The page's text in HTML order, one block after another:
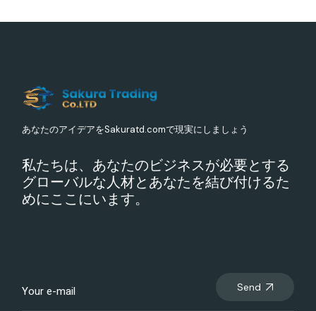
あなたのアイデアをSakuratd.comで現実にしましょう
私たちは、あなたのビジネスが必要とする
グローバルな人材とあなたを結び付けるた
めにここにいます。
Send